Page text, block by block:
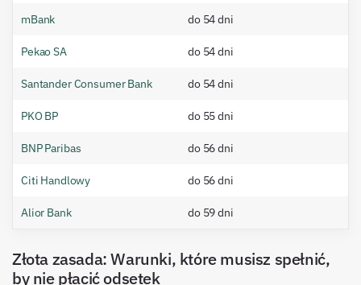
mBank do 54 dni
Pekao SA do 54 dni
Santander Consumer Bank do 54 dni
PKO BP do 55 dni
BNP Paribas do 56 dni
Citi Handlowy do 56 dni
Alior Bank do 59 dni
Złota zasada: Warunki, które musisz spełnić,
by nie płacić odsetek